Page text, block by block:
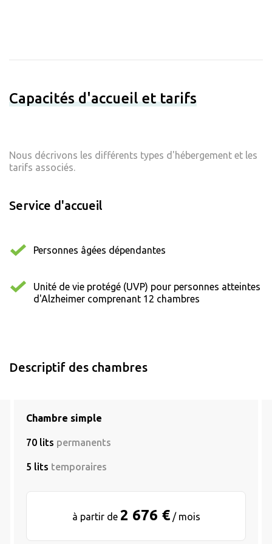
Capacités d'accueil et tarifs
Nous décrivons les différents types d'hébergement et les
tarifs associés.
Service d'accueil
Personnes âgées dépendantes
Unité de vie protégé (UVP) pour personnes atteintes
d'Alzheimer comprenant 12 chambres
Descriptif des chambres
Chambre simple
70 lits permanents
5 lits temporaires
à partir de 2 676 €/ mois